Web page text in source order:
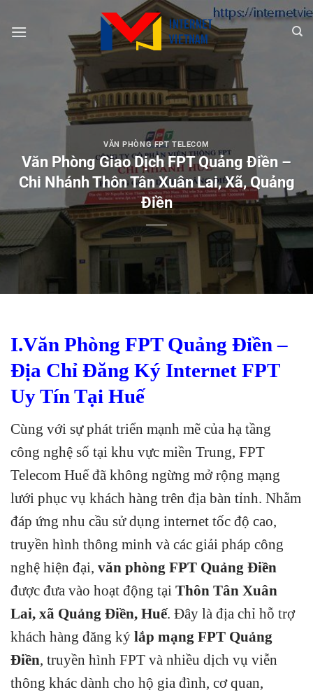
đến
VĂN PHÒNG FPT TELECOM
Văn Phòng Giao Dịch FPT Quảng Điền –
Chi Nhánh Thôn Tân Xuân Lai, Xã, Quảng
Điền
I.Văn Phòng FPT Quảng Điền –
Địa Chỉ Đăng Ký Internet FPT
Uy Tín Tại Huế
Cùng với sự phát triển mạnh mẽ của hạ tầng
công nghệ số tại khu vực miền Trung, FPT
Telecom Huế đã không ngừng mở rộng mạng
lưới phục vụ khách hàng trên địa bàn tỉnh. Nhằm
đáp ứng nhu cầu sử dụng internet tốc độ cao,
truyền hình thông minh và các giải pháp công
nghệ hiện đại, văn phòng FPT Quảng Điền
được đưa vào hoạt động tại Thôn Tân Xuân
Lai, xã Quảng Điền, Huế. Đây là địa chỉ hỗ trợ
khách hàng đăng ký lắp mạng FPT Quảng
Điền, truyền hình FPT và nhiều dịch vụ viễn
thông khác dành cho hộ gia đình, cơ quan,